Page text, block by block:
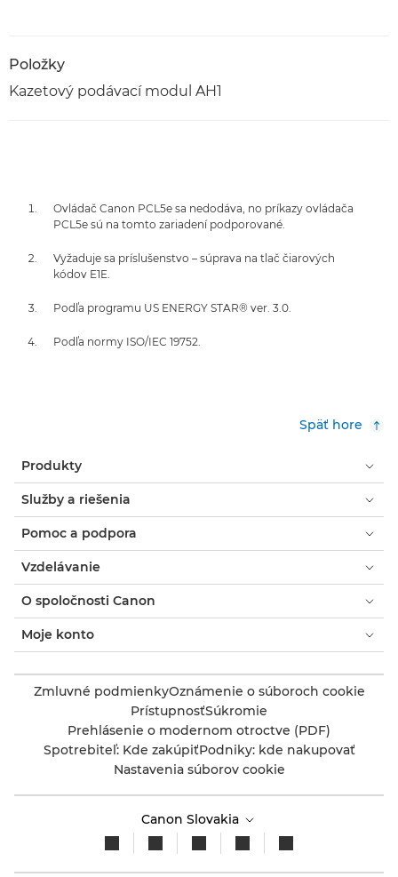
Položky
Kazetový podávací modul AH1
Ovládač Canon PCL5e sa nedodáva, no príkazy ovládača
PCL5e sú na tomto zariadení podporované.
Vyžaduje sa príslušenstvo – súprava na tlač čiarových
kódov E1E.
Podľa programu US ENERGY STAR® ver. 3.0.
Podľa normy ISO/IEC 19752.
Späť hore
Produkty
Služby a riešenia
Pomoc a podpora
Vzdelávanie
O spoločnosti Canon
Moje konto
Zmluvné podmienkyOznámenie o súboroch cookie
PrístupnosťSúkromie
Prehlásenie o modernom otroctve (PDF)
Spotrebiteľ: Kde zakúpiťPodniky: kde nakupovať
Nastavenia súborov cookie
Canon Slovakia